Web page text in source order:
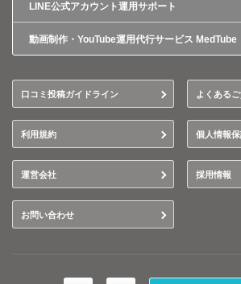
LINE公式アカウント運用サポート
動画制作・YouTube運用代行サービス MedTube
口コミ投稿ガイドライン よくある
利用規約 個人情報
運営会社 採用情報
お問い合わせ